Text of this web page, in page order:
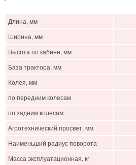
Длина, мм
Ширина, мм
Высота по кабине, мм
База трактора, мм
Колея, мм
по передним колесам
по задним колесам
Агротехнический просвет, мм
Наименьший радиус поворота
Масса эксплуатационная, кг